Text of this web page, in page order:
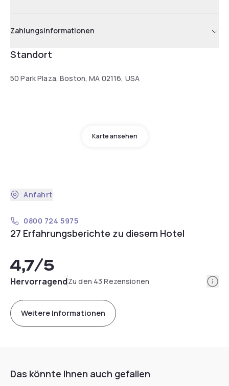
Zahlungsinformationen
Standort
50 Park Plaza, Boston, MA 02116, USA
Karte ansehen
Anfahrt
0800 724 5975
27 Erfahrungsberichte zu diesem Hotel
4,7/5
HervorragendZu den 43 Rezensionen
Weitere Informationen
Das könnte Ihnen auch gefallen